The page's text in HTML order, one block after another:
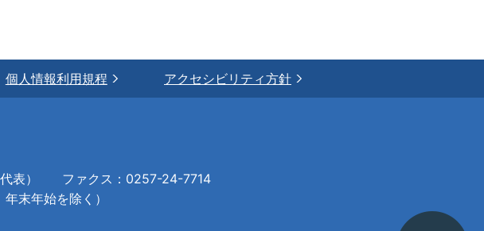
個人情報利用規程 アクセシビリティ方針
表）
ファクス：0257-24-7714
末年始を除く）